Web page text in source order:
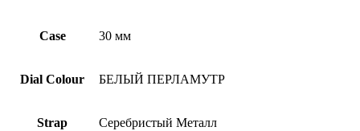
Case 30 мм
Dial Colour БЕЛЫЙ ПЕРЛАМУТР
Strap Серебристый Металл